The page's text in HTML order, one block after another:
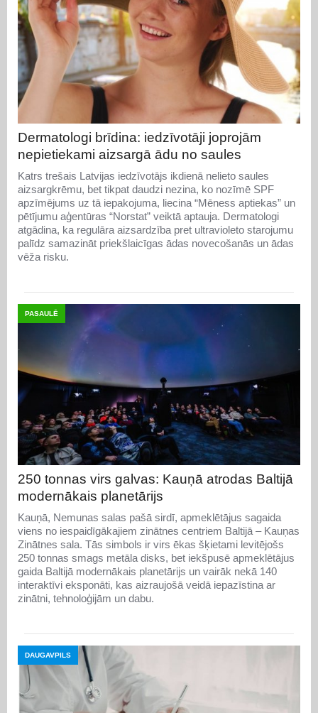
Dermatologi brīdina: iedzīvotāji joprojām
nepietiekami aizsargā ādu no saules
Katrs trešais Latvijas iedzīvotājs ikdienā nelieto saules
aizsargkrēmu, bet tikpat daudzi nezina, ko nozīmē SPF
apzīmējums uz tā iepakojuma, liecina “Mēness aptiekas” un
pētījumu aģentūras “Norstat” veiktā aptauja. Dermatologi
atgādina, ka regulāra aizsardzība pret ultravioleto starojumu
palīdz samazināt priekšlaicīgas ādas novecošanās un ādas
vēža risku.
PASAULĒ
250 tonnas virs galvas: Kauņā atrodas Baltijā
modernākais planetārijs
Kauņā, Nemunas salas pašā sirdī, apmeklētājus sagaida
viens no iespaidīgākajiem zinātnes centriem Baltijā – Kauņas
Zinātnes sala. Tās simbols ir virs ēkas šķietami levitējošs
250 tonnas smags metāla disks, bet iekšpusē apmeklētājus
gaida Baltijā modernākais planetārijs un vairāk nekā 140
interaktīvi eksponāti, kas aizraujošā veidā iepazīstina ar
zinātni, tehnoloģijām un dabu.
DAUGAVPILS